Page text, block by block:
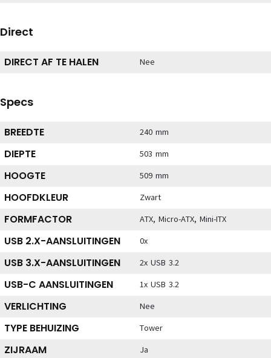
Direct
DIRECT AF TE HALEN Nee
Specs
BREEDTE 240 mm
DIEPTE 503 mm
HOOGTE 509 mm
HOOFDKLEUR Zwart
FORMFACTOR ATX, Micro-ATX, Mini-ITX
USB 2.X-AANSLUITINGEN 0x
USB 3.X-AANSLUITINGEN 2x USB 3.2
USB-C AANSLUITINGEN 1x USB 3.2
VERLICHTING Nee
TYPE BEHUIZING Tower
ZIJRAAM Ja